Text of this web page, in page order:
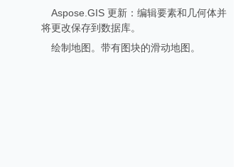
Aspose.GIS 更新：编辑要素和几何体并
将更改保存到数据库。
绘制地图。带有图块的滑动地图。